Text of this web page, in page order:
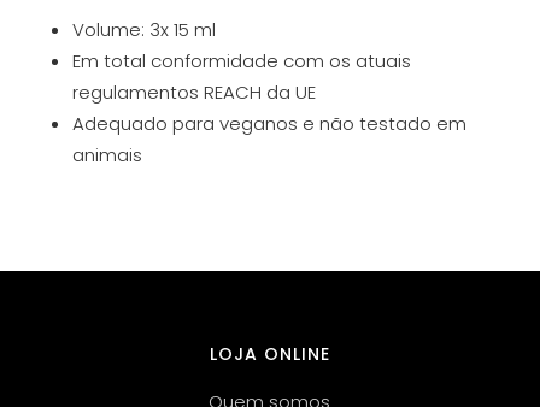
Volume: 3x 15 ml
Em total conformidade com os atuais
regulamentos REACH da UE
Adequado para veganos e não testado em
animais
LOJA ONLINE
Quem somos